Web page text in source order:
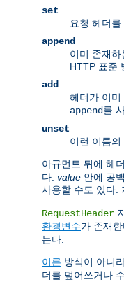
set
요청 헤더
append
이미 존재
HTTP 표준
add
헤더가 이
append를
unset
이런 이름
아규먼트 뒤에 헤
다. value 안에 공
사용할 수도 있다.
RequestHeader
환경변수가 존재
는다.
이른 방식이 아니
더를 덮어쓰거나